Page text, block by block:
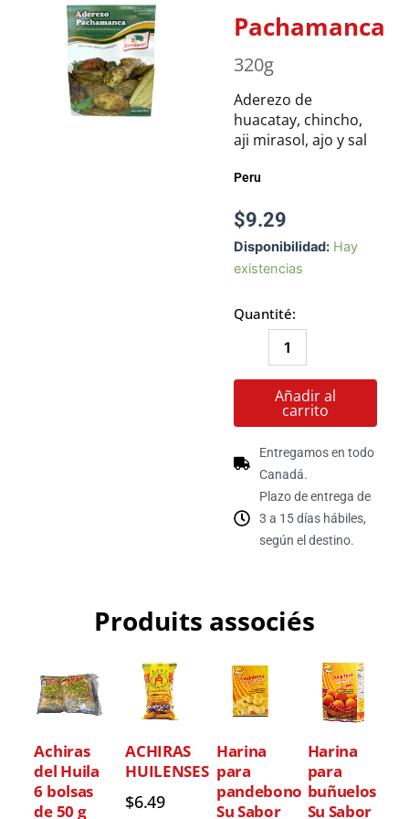
Pachamanca
320g
Aderezo de
huacatay, chincho,
aji mirasol, ajo y sal
Peru
$9.29
Disponibilidad: Hay
existencias
Quantité:
Pachamanca
cantidad
Añadir al
carrito
Entregamos en todo
Canadá.
Plazo de entrega de
3 a 15 días hábiles,
según el destino.
Produits associés
Achiras
del Huila
6 bolsas
de 50 g
ACHIRAS
HUILENSES
$6.49
Harina
para
pandebono
Su Sabor
Harina
para
buñuelos
Su Sabor